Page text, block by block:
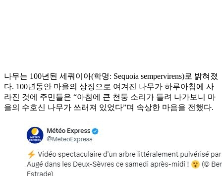
나무는 100년된 세쿼이아(학명: Sequoia sempervirens)로 밝혀졌
다. 100년동안 마을의 상징으로 여겨진 나무가 하루아침에 사
라진 것에 주민들은 “아침에 큰 천둥 소리가 들려 나가보니 마
을의 수호신 나무가 쓰러져 있었다”며 속상한 마음을 전했다.